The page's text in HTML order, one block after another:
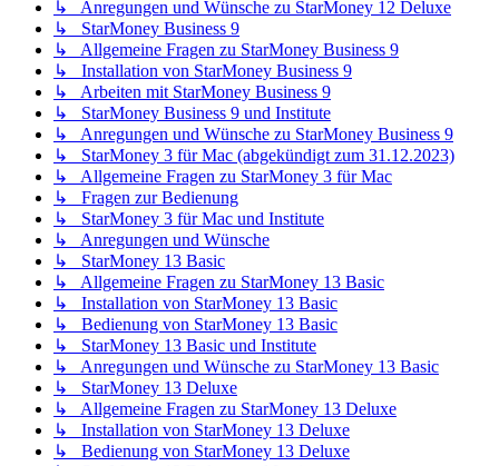
↳ Anregungen und Wünsche zu StarMoney 12 Deluxe
↳ StarMoney Business 9
↳ Allgemeine Fragen zu StarMoney Business 9
↳ Installation von StarMoney Business 9
↳ Arbeiten mit StarMoney Business 9
↳ StarMoney Business 9 und Institute
↳ Anregungen und Wünsche zu StarMoney Business 9
↳ StarMoney 3 für Mac (abgekündigt zum 31.12.2023)
↳ Allgemeine Fragen zu StarMoney 3 für Mac
↳ Fragen zur Bedienung
↳ StarMoney 3 für Mac und Institute
↳ Anregungen und Wünsche
↳ StarMoney 13 Basic
↳ Allgemeine Fragen zu StarMoney 13 Basic
↳ Installation von StarMoney 13 Basic
↳ Bedienung von StarMoney 13 Basic
↳ StarMoney 13 Basic und Institute
↳ Anregungen und Wünsche zu StarMoney 13 Basic
↳ StarMoney 13 Deluxe
↳ Allgemeine Fragen zu StarMoney 13 Deluxe
↳ Installation von StarMoney 13 Deluxe
↳ Bedienung von StarMoney 13 Deluxe